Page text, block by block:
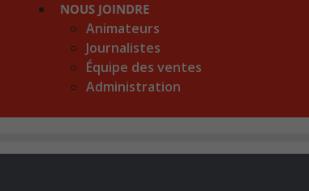
NOUS JOINDRE
Animateurs
Journalistes
Équipe des ventes
Administration